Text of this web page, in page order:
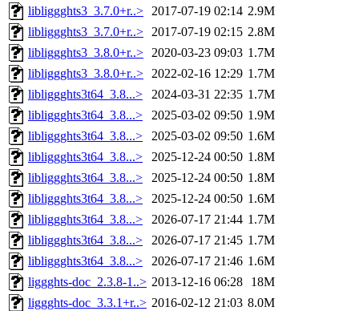
libliggghts3_3.7.0+r..> 2017-07-19 02:14 2.9M
libliggghts3_3.7.0+r..> 2017-07-19 02:15 2.8M
libliggghts3_3.8.0+r..> 2020-03-23 09:03 1.7M
libliggghts3_3.8.0+r..> 2022-02-16 12:29 1.7M
libliggghts3t64_3.8...>
2024-03-31 22:35 1.7M
libliggghts3t64_3.8...>
2025-03-02 09:50 1.9M
libliggghts3t64_3.8...>
2025-03-02 09:50 1.6M
libliggghts3t64_3.8...>
2025-12-24 00:50 1.8M
libliggghts3t64_3.8...>
2025-12-24 00:50 1.8M
libliggghts3t64_3.8...>
2025-12-24 00:50 1.6M
libliggghts3t64_3.8...>
2026-07-17 21:44 1.7M
libliggghts3t64_3.8...>
2026-07-17 21:45 1.7M
libliggghts3t64_3.8...>
2026-07-17 21:46 1.6M
liggghts-doc_2.3.8-1..> 2013-12-16 06:28
18M
liggghts-doc_3.3.1+r..> 2016-02-12 21:03 8.0M